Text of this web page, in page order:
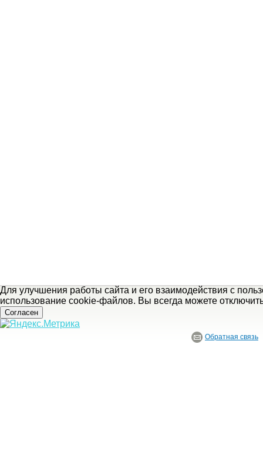
Для улучшения работы сайта и его взаимодействия с
использование cookie-файлов. Вы всегда можете
Согласен
Обратная связь